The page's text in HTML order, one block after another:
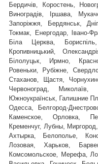
Бердичів, Коростень,
Виноградів, Іршава,
Запоріжжя, Бердянськ,
Токмак, Енергодар, Івано-
Біла Церква,
Кропивницький,
Білолуцьк, Ирмно,
Ровеньки, Рубіжне,
Стаханов, Щастя,
Червоноград,
Миколаїв,
Южноукраїнськ, Галишние
Одесса, Белгород-
Каменское, Орловка,
Кременчуг, Лубны,
Ахтырка, Белополье,
Лозовая, Харьков,
Комсомольское, Мерефа,